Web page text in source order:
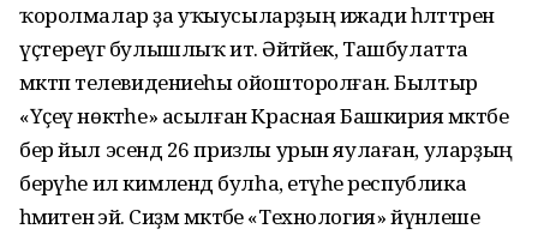
ҡоролмалар ҙа уҡыусыларҙың ижади һәләттәрен
үҫтереүгә булышлыҡ итә. Әйтәйек, Ташбулатта
мәктәп телевидениеһы ойошторолған. Былтыр
«Үҫеү нөктәһе» асылған Красная Башкирия мәктәбе
бер йыл эсендә 26 призлы урын яулаған, уларҙың
берәүһе ил кимәлендә булһа, етәүһе республика
әһәмиәтенә эйә. Сиҙәм мәктәбе «Технология» йүнәлеше